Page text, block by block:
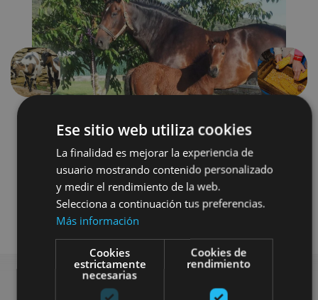
Précédent Suivant
Granjas-escuela
Ese sitio web utiliza cookies
La finalidad es mejorar la experiencia de
usuario mostrando contenido personalizado
y medir el rendimiento de la web.
Selecciona a continuación tus preferencias.
Más información
Cookies
estrictamente
necesarias
Cookies de
rendimiento